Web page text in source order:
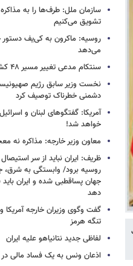
سازمان ملل: طرف‌ها را به مذاکره
تشویق می‌کنیم
روسیه: ماکرون به کی‌یف دستور
می‌دهد
سنتکام مدعی تغییر مسیر ۴۸ کشتی تجاری شد
نخست وزیر سابق رژیم
دشمنی خطرناک توصیف کرد
آمریکا: گفتگوهای لبنان و
خواهد شد!
معاون وزیر خارجه: مذاکره نه
ظریف: ایران نباید از سر
روسیه برود/ وابستگی به شرق،
جهان پساقطبی شده و ایران باید
دهد
گفت وگوی وزیران خارجه آمریکا
تنگه هرمز
لفاظی جدید نتانیاهو علیه ایران
اذعان ونس به یک فساد مالی در